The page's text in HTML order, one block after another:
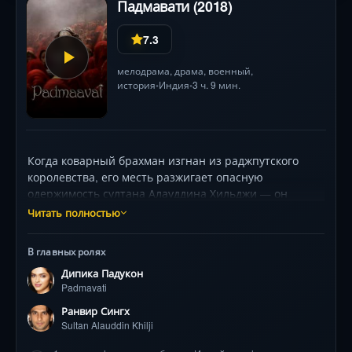
Падмавати (2018)
7.3
мелодрама, драма, военный,
история•Индия•3 ч. 9 мин.
Когда коварный брахман изгнан из раджпутского
королевства, его месть разжигает опасную
одержимость султана Алауддина Хильджи — он
жаждет обладать королевой Падмавати, чья мудрость
хитрого врага в неприступный Читторгарх, не
подозревая о грядущем предательстве. Дипика
Падуконе воплощает гордую правительницу, Шахид
Капур — её принципиального супруга, а Ранвир
Сингх создаёт харизматичного антигероя, чья ярость
Читать полностью
В главных ролях
Дипика Падукон
Padmavati
Ранвир Сингх
Sultan Alauddin Khilji